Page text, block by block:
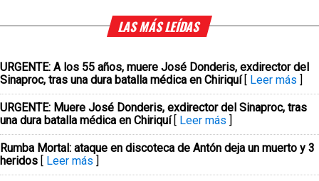
LAS MÁS LEÍDAS
URGENTE: A los 55 años, muere José Donderis, exdirector del
Sinaproc, tras una dura batalla médica en Chiriquí [ Leer más ]
URGENTE: Muere José Donderis, exdirector del Sinaproc, tras
una dura batalla médica en Chiriquí [ Leer más ]
Rumba Mortal: ataque en discoteca de Antón deja un muerto y 3
heridos [ Leer más ]